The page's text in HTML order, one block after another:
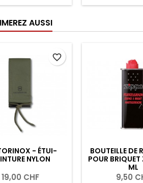
AUSSI
- ÉTUI-
NYLON
19,00 CHF
favorite_border
BOUTEILLE DE
POUR
ML
9,50